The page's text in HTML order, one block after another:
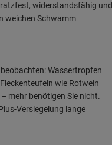
widerstandsfähig und
weichen Schwamm
Wassertropfen
wie Rotwein
mehr benötigen Sie nicht.
Versiegelung lange